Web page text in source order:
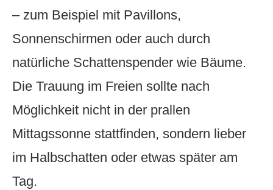
– zum Beispiel mit Pavillons,
Sonnenschirmen oder auch durch
natürliche Schattenspender wie Bäume.
Die Trauung im Freien sollte nach
Möglichkeit nicht in der prallen
Mittagssonne stattfinden, sondern lieber
im Halbschatten oder etwas später am
Tag.